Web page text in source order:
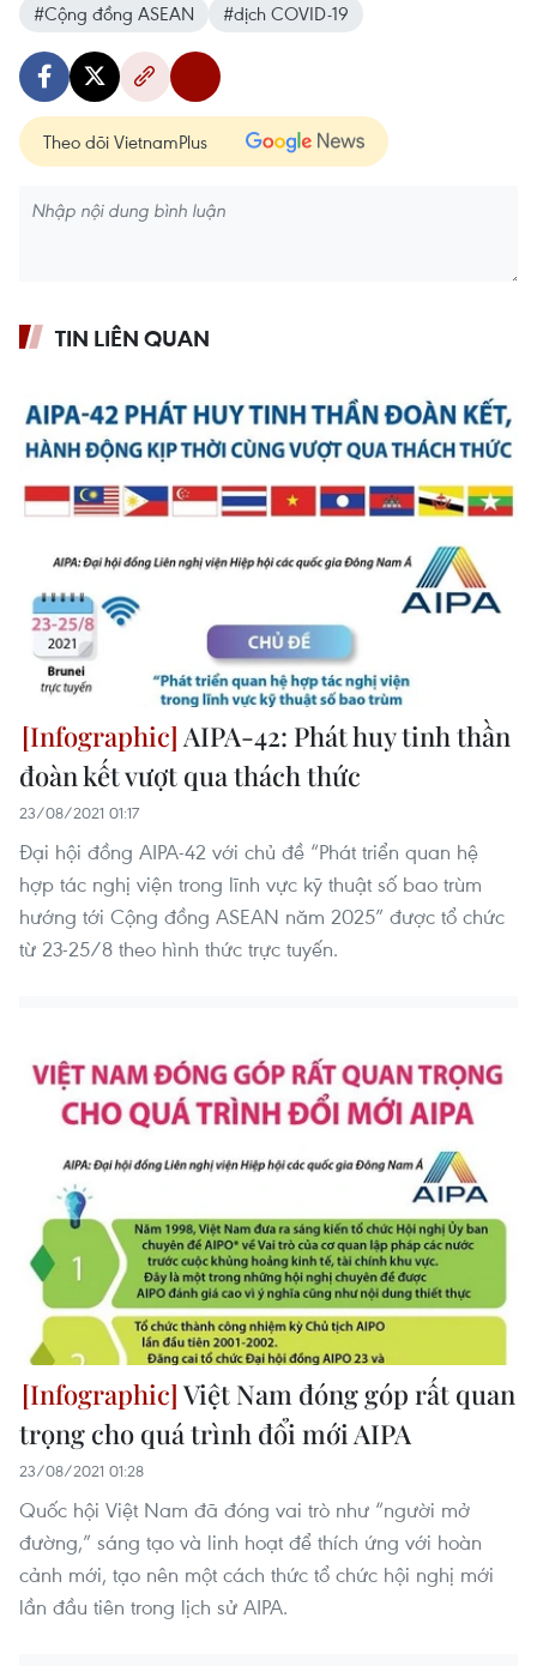
#Cộng đồng ASEAN
#dịch COVID-19
Theo dõi VietnamPlus
TIN LIÊN QUAN
AIPA-42: Phát huy tinh thần
đoàn kết vượt qua thách thức
23/08/2021 01:17
Đại hội đồng AIPA-42 với chủ đề “Phát triển quan hệ
hợp tác nghị viện trong lĩnh vực kỹ thuật số bao trùm
hướng tới Cộng đồng ASEAN năm 2025” được tổ chức
từ 23-25/8 theo hình thức trực tuyến.
Việt Nam đóng góp rất quan
trọng cho quá trình đổi mới AIPA
23/08/2021 01:28
Quốc hội Việt Nam đã đóng vai trò như “người mở
đường,” sáng tạo và linh hoạt để thích ứng với hoàn
cảnh mới, tạo nên một cách thức tổ chức hội nghị mới
lần đầu tiên trong lịch sử AIPA.